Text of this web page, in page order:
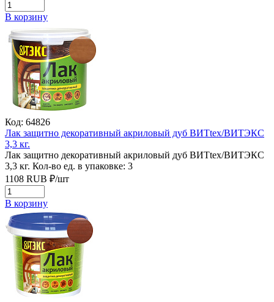
В корзину
Код: 64826
Лак защитно декоративный акриловый дуб ВИТtex/ВИТЭКС
3,3 кг.
Лак защитно декоративный акриловый дуб ВИТtex/ВИТЭКС
3,3 кг. Кол-во ед. в упаковке: 3
1108 RUB ₽/шт
В корзину